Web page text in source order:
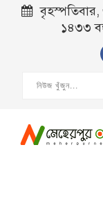
বৃহস্পতিবার,
১৪৩৩